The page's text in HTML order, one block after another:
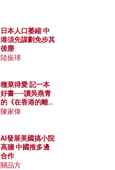
日本人口萎縮 中
港須先謀劃免步其
後塵
陸振球
種菜得愛 記一本
好書──讀吳燕青
的《在香港的離島
種菜》
陳家偉
AI發展美國搞小院
高牆 中國推多邊
合作
關品方